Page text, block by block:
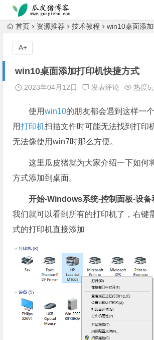
跳转到主内容
首页 资源推荐 技术教程 win10桌面添
win10桌面添加打印机快捷方式
2023年04月12日 发表评论 热度
使用win10的朋友都会遇到这样一
用打印机扫描文件时可能无法找到打印
无法像使用win7时那么方便。
这里瓜皮猪就为大家介绍一下如何
方式添加到桌面。
开始-Windows系统-控制面板-设备
我们就可以看到所有的打印机了，右键
式的打印机直接添加
A+